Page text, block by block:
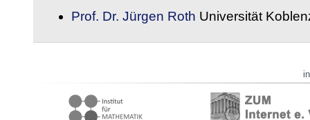
Prof. Dr. Jürgen Roth Universität